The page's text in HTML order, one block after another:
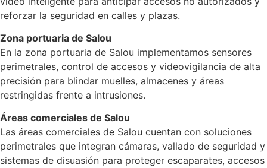
reforzar la seguridad en calles y plazas.
Zona portuaria de Salou
En la zona portuaria de Salou implementamos sensores
perimetrales, control de accesos y videovigilancia de alta
precisión para blindar muelles, almacenes y áreas
restringidas frente a intrusiones.
Áreas comerciales de Salou
Las áreas comerciales de Salou cuentan con soluciones
perimetrales que integran cámaras, vallado de seguridad y
sistemas de disuasión para proteger escaparates, accesos